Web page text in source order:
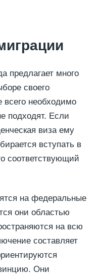
предлагает много
своего
всего необходимо
подходят. Если
виза ему
вступать в
соответствующий
на федеральные
они областью
на всю
составляет
Они